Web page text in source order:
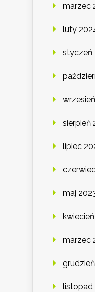
marzec
luty
styczeń
sierpień
lipiec
maj
marzec
listopad